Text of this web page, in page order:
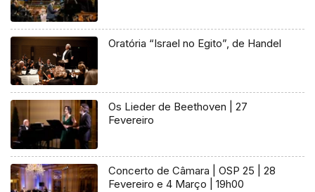
Oratória “Israel no Egito”, de Handel
Os Lieder de Beethoven | 27
Fevereiro
Concerto de Câmara | OSP 25 | 28
Fevereiro e 4 Março | 19h00